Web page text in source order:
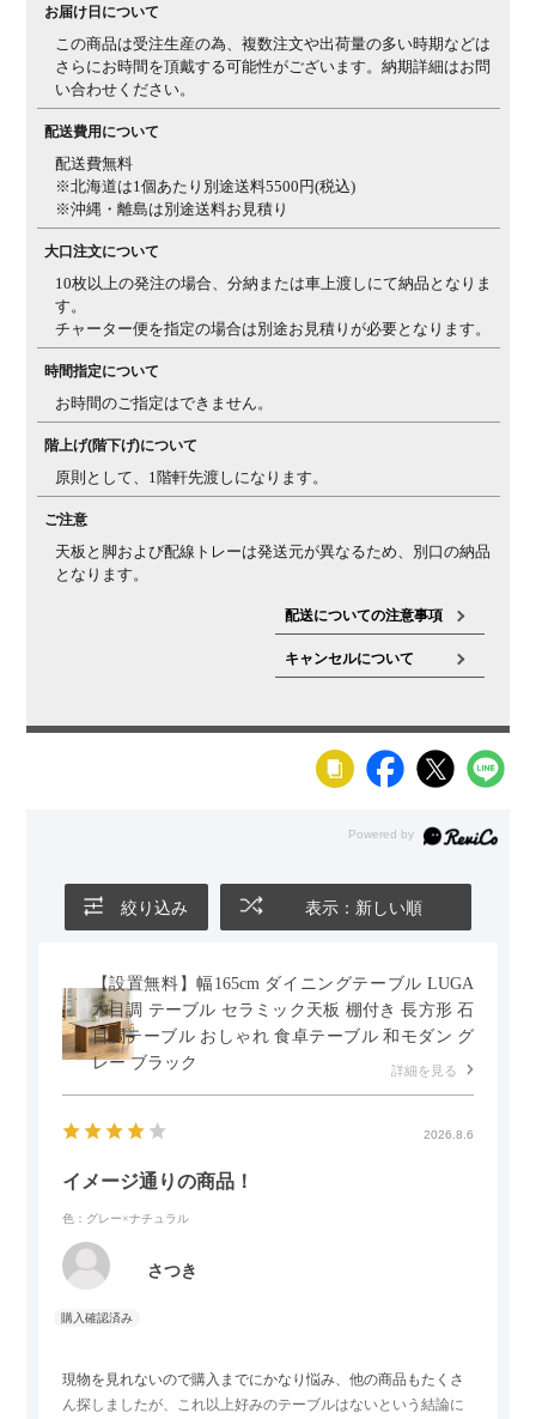
かねます。
■天然木の性
質について■
■詳細■ ※サムネイルも併せてご確認ください。
木目柄・色み
について
天然木ゆえに、一つとして同じ柄がないため、天板の色
み、明るさ、節の見え方などのご指定はできません。ま
ございます。天然木特有の個体差をお愉しみください。
質感について
天板にはウレタン塗装を施しておりますが(裏面は捨て
塗り)、樹種の違いや個体差によって、ざらつき感を感
じる場合がございます。天然木特有の質感としてご理解
三方向使用・
節について
天板は三方向使用になっているため、裏面には凹凸感の
ある節も入る場合がございます。
反りについ
て・ヒビ割れ
について
天然木の天板は一般的に、夏場など多湿環境では反りが
入りやすくなります。湿度等（乾燥状況など）によりヒ
ビや反りの現象が起こる場合があることを、天然素材の
とをご理解ください。
お届け日について
この商品は受注生産の為、複数注文や出荷量の多い時期などは
さらにお時間を頂戴する可能性がございます。納期詳細はお問
い合わせください。
配送費用について
配送費無料
※北海道は1個あたり別途送料5500円(税込)
※沖縄・離島は別途送料お見積り
大口注文について
10枚以上の発注の場合、分納または車上渡しにて納品となりま
す。
チャーター便を指定の場合は別途お見積りが必要となります。
時間指定について
お時間のご指定はできません。
階上げ(階下げ)について
原則として、1階軒先渡しになります。
ご注意
天板と脚および配線トレーは発送元が異なるため、別口の納品
となります。
配送についての注意事項
キャンセルについて
絞り込み 表示：新しい順
【設置無料】幅165cm ダイニングテーブル LUGA
木目調 テーブル セラミック天板 棚付き 長方形 石
目調テーブル おしゃれ 食卓テーブル 和モダン グ
レー ブラック
詳細を見る
2026.8.6
イメージ通りの商品！
色：グレー×ナチュラル
さつき
現物を見れないので購入までにかなり悩み、他の商品もたくさ
ん探しましたが、これ以上好みのテーブルはないという結論に